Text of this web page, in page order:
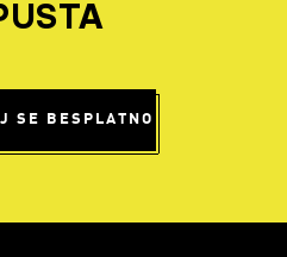
SE BESPLATNO